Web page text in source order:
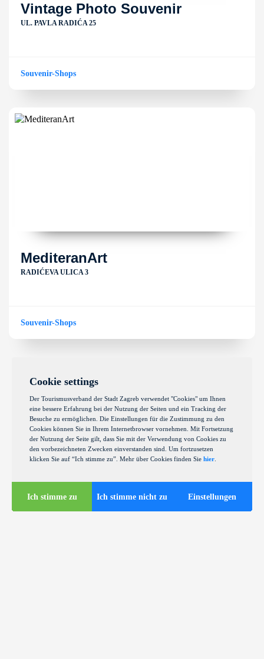
Vintage Photo Souvenir
UL. PAVLA RADIĆA 25
Souvenir-Shops
MediteranArt
RADIĆEVA ULICA 3
Souvenir-Shops
1
Cookie settings
Der Tourismusverband der Stadt Zagreb verwendet "Cookies" um Ihnen
eine bessere Erfahrung bei der Nutzung der Seiten und ein Tracking der
Besuche zu ermöglichen. Die Einstellungen für die Zustimmung zu den
Cookies können Sie in Ihrem Internetbrowser vornehmen. Mit Fortsetzung
der Nutzung der Seite gilt, dass Sie mit der Verwendung von Cookies zu
den vorbezeichneten Zwecken einverstanden sind. Um fortzusetzen
klicken Sie auf “Ich stimme zu”. Mehr über Cookies finden Sie hier
Ich stimme zu Ich stimme nicht zu Einstellungen